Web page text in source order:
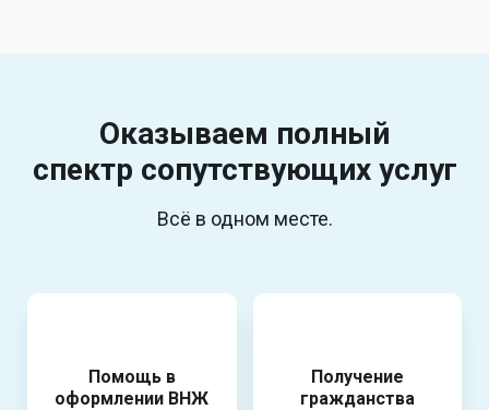
Оказываем полный
спектр сопутствующих услуг
Всё в одном месте.
Помощь в
оформлении ВНЖ
Получение
гражданства